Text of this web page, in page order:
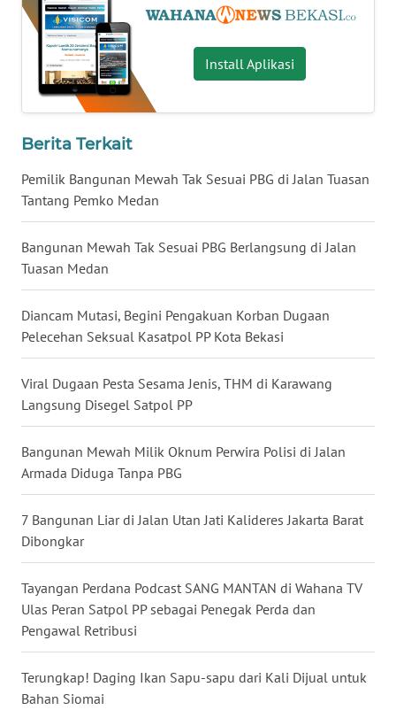
Install Aplikasi
Berita Terkait
Pemilik Bangunan Mewah Tak Sesuai PBG di Jalan Tuasan
Tantang Pemko Medan
Bangunan Mewah Tak Sesuai PBG Berlangsung di Jalan
Tuasan Medan
Diancam Mutasi, Begini Pengakuan Korban Dugaan
Pelecehan Seksual Kasatpol PP Kota Bekasi
Viral Dugaan Pesta Sesama Jenis, THM di Karawang
Langsung Disegel Satpol PP
Bangunan Mewah Milik Oknum Perwira Polisi di Jalan
Armada Diduga Tanpa PBG
7 Bangunan Liar di Jalan Utan Jati Kalideres Jakarta Barat
Dibongkar
Tayangan Perdana Podcast SANG MANTAN di Wahana TV
Ulas Peran Satpol PP sebagai Penegak Perda dan
Pengawal Retribusi
Terungkap! Daging Ikan Sapu-sapu dari Kali Dijual untuk
Bahan Siomai
WN
NUSANTARA
WN
WN
JATIM
WN
BALI
KALBAR
KALTENG
KALTARA
KALSEL
KALTIM
WN
SULSEL
WN